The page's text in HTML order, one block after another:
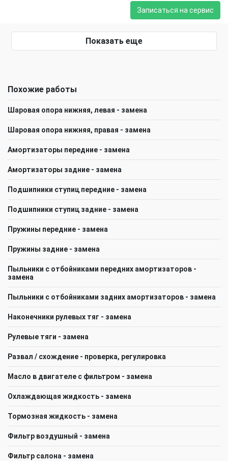
Записаться на сервис
Показать еще
Похожие работы
Шаровая опора нижняя, левая - замена
Шаровая опора нижняя, правая - замена
Амортизаторы передние - замена
Амортизаторы задние - замена
Подшипники ступиц передние - замена
Подшипники ступиц задние - замена
Пружины передние - замена
Пружины задние - замена
Пыльники с отбойниками передних амортизаторов -
замена
Пыльники с отбойниками задних амортизаторов - замена
Наконечники рулевых тяг - замена
Рулевые тяги - замена
Развал / схождение - проверка, регулировка
Масло в двигателе с фильтром - замена
Охлаждающая жидкость - замена
Тормозная жидкость - замена
Фильтр воздушный - замена
Фильтр салона - замена